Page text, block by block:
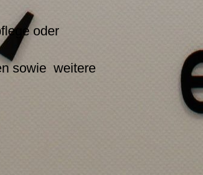
oder
sowie weitere